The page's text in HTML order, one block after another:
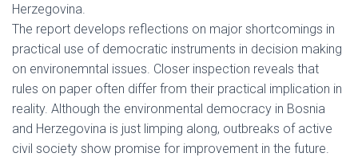
Herzegovina.
The report develops reflections on major shortcomings in
practical use of democratic instruments in decision making
on environemntal issues. Closer inspection reveals that
rules on paper often differ from their practical implication in
reality. Although the environmental democracy in Bosnia
and Herzegovina is just limping along, outbreaks of active
civil society show promise for improvement in the future.